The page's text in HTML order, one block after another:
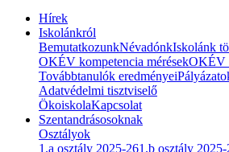
Hírek
Iskolánkról
BemutatkozunkNévadónkIskolánk
OKÉV kompetencia mérésekOKÉV
Továbbtanulók eredményei
Adatvédelmi tisztviselő
ÖkoiskolaKapcsolat
Szentandrásosoknak
Osztályok
1.a osztály 2025-261.b osztály 2025-